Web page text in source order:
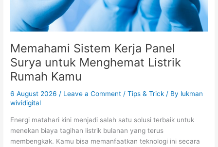
Memahami Sistem Kerja Panel
Surya untuk Menghemat Listrik
Rumah Kamu
6 August 2026 / Leave a Comment /Tips & Trick / By lukman
wividigital
Energi matahari kini menjadi salah satu solusi terbaik untuk
menekan biaya tagihan listrik bulanan yang terus
membengkak. Kamu bisa memanfaatkan teknologi ini secara